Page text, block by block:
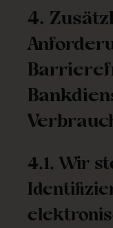
4.
4.1. Wir